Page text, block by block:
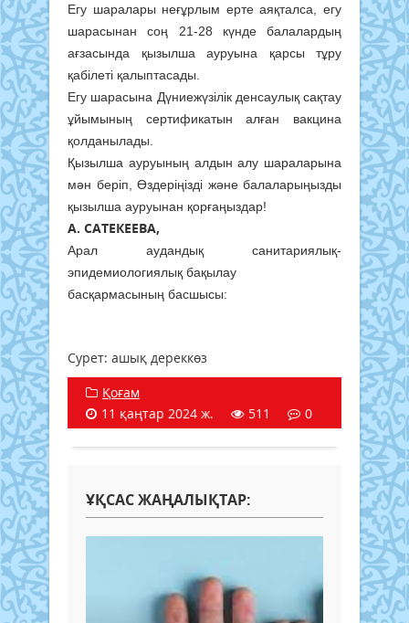
Егу шаралары неғұрлым ерте аяқталса, егу
шарасынан соң 21-28 күнде балалардың
ағзасында қызылша ауруына қарсы тұру
қабілеті қалыптасады.
Егу шарасына Дүниежүзілік денсаулық сақтау
ұйымының сертификатын алған вакцина
қолданылады.
Қызылша ауруының алдын алу шараларына
мән беріп, Өздеріңізді және балаларыңызды
қызылша ауруынан қорғаңыздар!
А. САТЕКЕЕВА,
Арал аудандық санитариялық-
эпидемиологиялық бақылау
басқармасының басшысы:
Сурет: ашық дереккөз
Қоғам
11 қаңтар 2024 ж.
511 0
ҰҚСАС ЖАҢАЛЫҚТАР: